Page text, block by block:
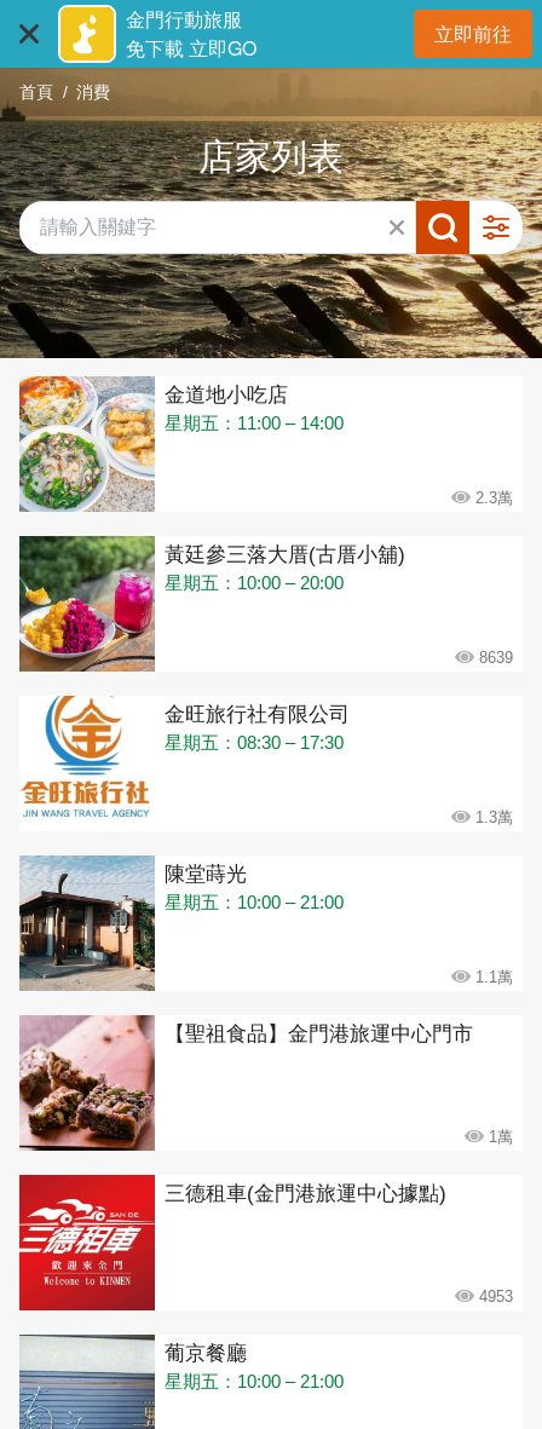
主
要
內
容
區
塊
金門行動旅服
免下載 立即GO
立即前往開
首頁 消費
店家列表
共有 432 間店家
金道地小吃店
星期五：11:00 – 14:00
2.3萬
黃廷參三落大厝(古厝小舖)
星期五：10:00 – 20:00
8639
金旺旅行社有限公司
星期五：08:30 – 17:30
1.3萬
陳堂蒔光
星期五：10:00 – 21:00
1.1萬
【聖祖食品】金門港旅運中心門市
1萬
三德租車(金門港旅運中心據點)
4953
葡京餐廳
星期五：10:00 – 21:00